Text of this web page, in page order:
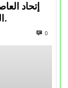
إتحاد
الكونفيدرالية الإفريقية الموسم القادم.
0